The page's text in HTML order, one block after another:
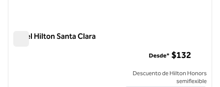
Hotel Hilton Santa Clara
Desde* $132
Descuento de Hilton Honors
semiflexible